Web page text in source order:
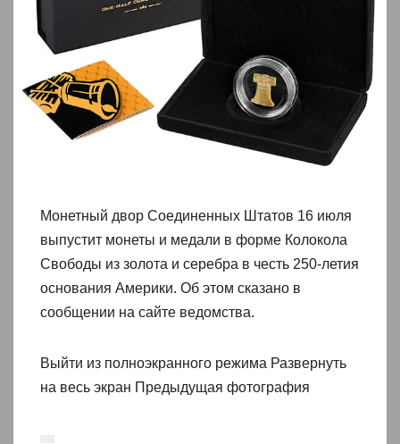
Монетный двор Соединенных Штатов 16 июля
выпустит монеты и медали в форме Колокола
Свободы из золота и серебра в честь 250-летия
основания Америки. Об этом сказано в
сообщении на сайте ведомства.
Выйти из полноэкранного режима Развернуть
на весь экран Предыдущая фотография